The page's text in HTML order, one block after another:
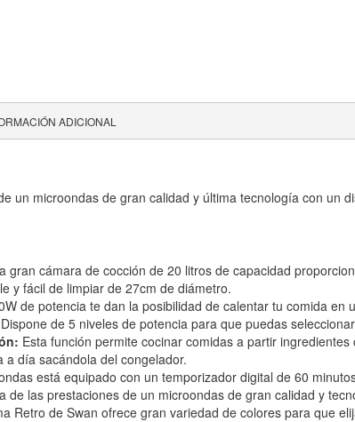
ADICIONAL
un microondas de gran calidad y última tecnología con un
gran cámara de cocción de 20 litros de capacidad
y fácil de limpiar de 27cm de diámetro.
de potencia te dan la posibilidad de calentar tu comida
Dispone de 5 niveles de potencia para que puedas
Esta función permite cocinar comidas a partir
a día sacándola del congelador.
está equipado con un temporizador digital de 60
de las prestaciones de un microondas de gran calidad y
Retro de Swan ofrece gran variedad de colores para que